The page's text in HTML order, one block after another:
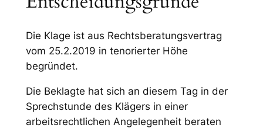
Die Klage ist aus Rechtsberatungsvertrag
vom 25.2.2019 in tenorierter Höhe
begründet.
Die Beklagte hat sich an diesem Tag in der
Sprechstunde des Klägers in einer
arbeitsrechtlichen Angelegenheit beraten